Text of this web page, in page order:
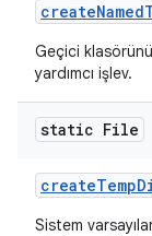
createNamed
Geçici
yardımcı işlev.
static File
createTemp
Sistem